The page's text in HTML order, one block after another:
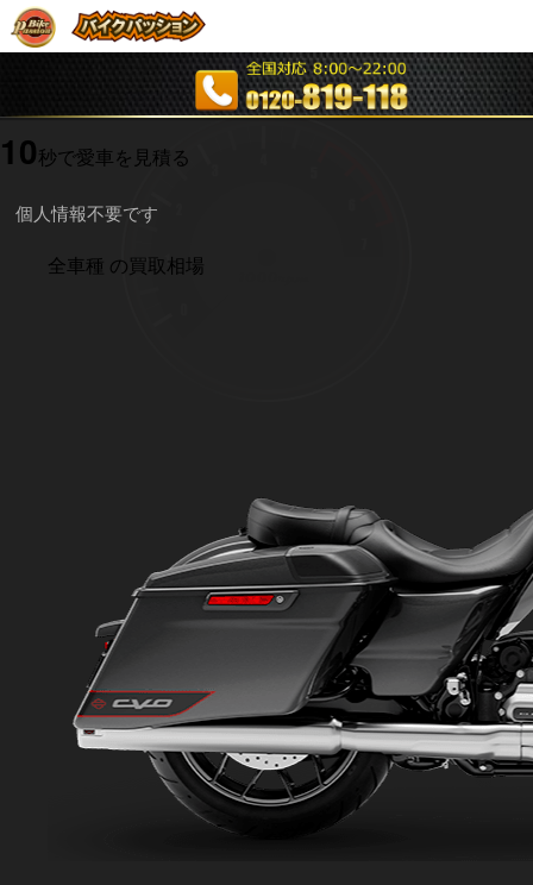
10秒で愛車を見積る
個人情報不要です
全車種 の買取相場